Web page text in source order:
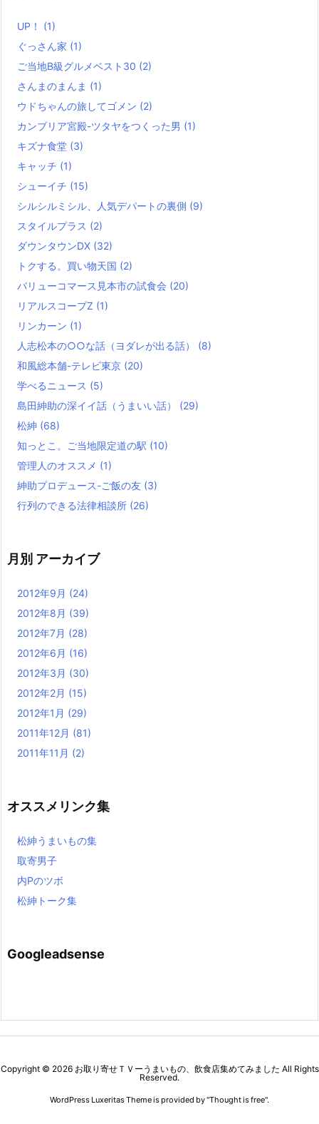
UP！ (1)
ぐっさん家 (1)
ご当地B級グルメベスト30 (2)
さんまのまんま (1)
ウドちゃんの旅してゴメン (2)
カンブリア宮殿-ツタヤをつくった男 (1)
キズナ食堂 (3)
キャッチ (1)
シューイチ (15)
シルシルミシル、人気デパートの裏側 (9)
スタイルプラス (2)
ダウンタウンDX (32)
トクする。買い物天国 (2)
バリューコマース見本市の試食会 (20)
リアルスコープZ (1)
リンカーン (1)
人志松本の○○な話（ヨダレが出る話） (8)
和風総本舗-テレビ東京 (20)
学べるニュース (5)
島田紳助の深イイ話（うまいい話） (29)
松紳 (68)
知っとこ。ご当地限定道の駅 (10)
管理人のオススメ (1)
紳助プロデュース-ご飯の友 (3)
行列のできる法律相談所 (26)
月別 アーカイブ
2012年9月 (24)
2012年8月 (39)
2012年7月 (28)
2012年6月 (16)
2012年3月 (30)
2012年2月 (15)
2012年1月 (29)
2011年12月 (81)
2011年11月 (2)
オススメリンク集
松紳うまいもの集
取寄男子
内Pのツボ
松紳トーク集
Googleadsense
Copyright © 2026 お取り寄せＴＶーうまいもの、飲食店集めてみました All Rights
Reserved.
WordPress Luxeritas Theme is provided by "Thought is free".